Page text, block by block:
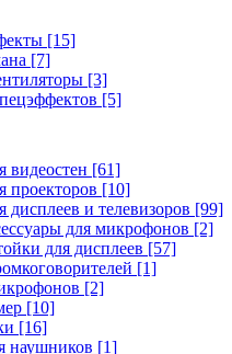
[15]
[7]
[3]
[5]
видеостен [61]
проекторов [10]
дисплеев и телевизоров [99]
для микрофонов [2]
для дисплеев [57]
[1]
[2]
[10]
[16]
наушников [1]